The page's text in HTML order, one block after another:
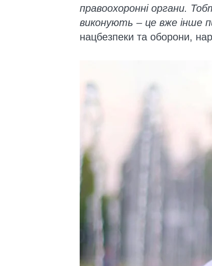
правоохоронні органи.
виконують – це вже інше
нацбезпеки та оборони,